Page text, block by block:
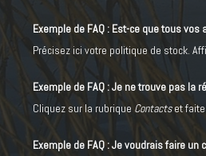
Exemple de FAQ : Est-ce que tous
Précisez ici votre politique de stock.
Exemple de FAQ : Je ne trouve pas la
Cliquez sur la rubrique Contactset
Exemple de FAQ : Je voudrais faire